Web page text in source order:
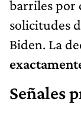
barriles por
solicitudes
Biden. La
Señales